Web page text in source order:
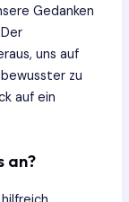
Gedanken
uns auf
zu
auf ein
an?